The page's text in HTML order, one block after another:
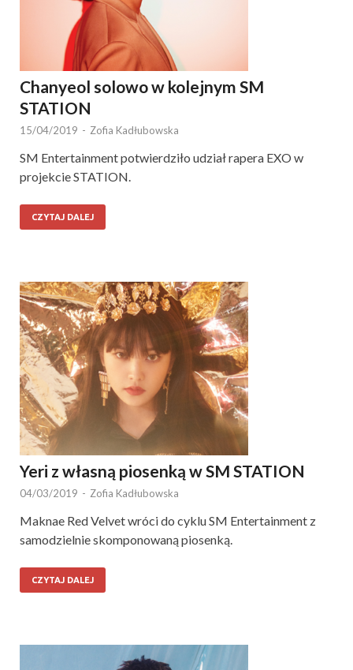
Chanyeol solowo w kolejnym SM
STATION
15/04/2019 - Zofia Kadłubowska
SM Entertainment potwierdziło udział rapera EXO w
projekcie STATION.
CZYTAJ DALEJ
Yeri z własną piosenką w SM STATION
04/03/2019 - Zofia Kadłubowska
Maknae Red Velvet wróci do cyklu SM Entertainment z
samodzielnie skomponowaną piosenką.
CZYTAJ DALEJ